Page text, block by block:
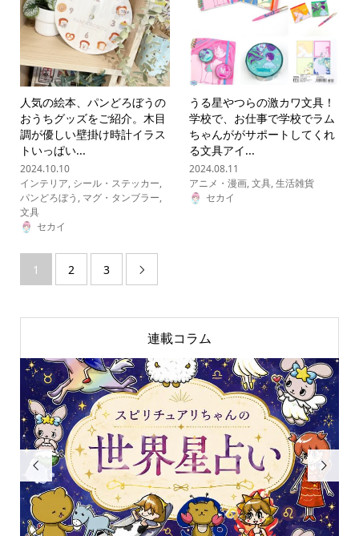
人気の絵本、パンどろぼうの
おうちグッズをご紹介。木目
調が優しい壁掛け時計イラス
トいっぱい...
2024.10.10
インテリア, シール・ステッカー,
パンどろぼう , マグ・タンブラー,
文具
セカイ
うる星やつらの激カワ文具！
学校で、お仕事で学校でラム
ちゃんががサポートしてくれ
る文具アイ...
2024.08.11
アニメ・漫画,文具,生活雑貨
セカイ
1 2 3 
連載コラム
 